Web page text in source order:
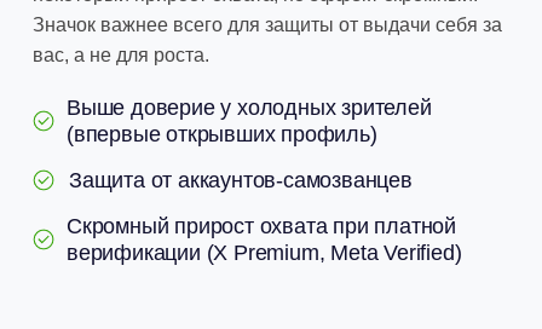
Значок важнее всего для защиты от выдачи себя за
вас, а не для роста.
Выше доверие у холодных зрителей
(впервые открывших профиль)
Защита от аккаунтов-самозванцев
Скромный прирост охвата при платной
верификации (X Premium, Meta Verified)